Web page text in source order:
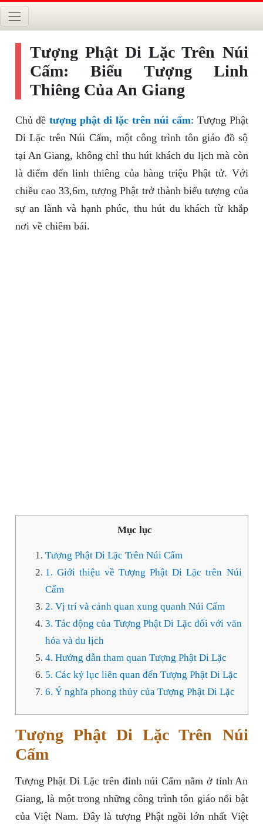
Tượng Phật Di Lặc Trên Núi
Cấm: Biểu Tượng Linh
Thiêng Của An Giang
Chủ đề tượng phật di lặc trên núi cấm: Tượng Phật
Di Lặc trên Núi Cấm, một công trình tôn giáo đồ sộ
tại An Giang, không chỉ thu hút khách du lịch mà còn
là điểm đến linh thiêng của hàng triệu Phật tử. Với
chiều cao 33,6m, tượng Phật trở thành biểu tượng của
sự an lành và hạnh phúc, thu hút du khách từ khắp
nơi về chiêm bái.
Mục lục
Tượng Phật Di Lặc Trên Núi Cấm
1. Giới thiệu về Tượng Phật Di Lặc trên Núi
Cấm
2. Vị trí và cảnh quan xung quanh Núi Cấm
3. Tác động của Tượng Phật Di Lặc đối với văn
hóa và du lịch
4. Hướng dẫn tham quan Tượng Phật Di Lặc
5. Các kỷ lục liên quan đến Tượng Phật Di Lặc
6. Ý nghĩa phong thủy của Tượng Phật Di Lặc
Tượng Phật Di Lặc Trên Núi
Cấm
Tượng Phật Di Lặc trên đỉnh núi Cấm nằm ở tỉnh An
Giang, là một trong những công trình tôn giáo nổi bật
của Việt Nam. Đây là tượng Phật ngồi lớn nhất Việt